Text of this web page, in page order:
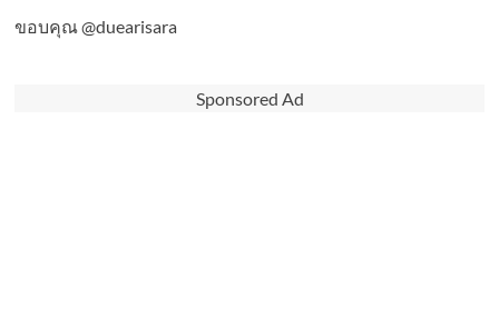
ขอบคุณ @duearisara
Sponsored Ad